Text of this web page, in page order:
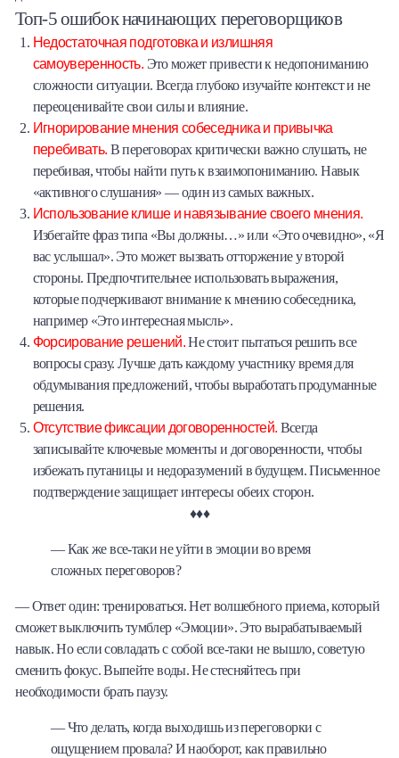
Топ-5 ошибок начинающих переговорщиков
Недостаточная подготовка и излишняя
самоуверенность. Это может привести к недопониманию
сложности ситуации. Всегда глубоко изучайте контекст и не
переоценивайте свои силы и влияние.
Игнорирование мнения собеседника и привычка
перебивать. В переговорах критически важно слушать, не
перебивая, чтобы найти путь к взаимопониманию. Навык
«активного слушания» — один из самых важных.
Использование клише и навязывание своего мнения.
Избегайте фраз типа «Вы должны…» или «Это очевидно», «Я
вас услышал». Это может вызвать отторжение у второй
стороны. Предпочтительнее использовать выражения,
которые подчеркивают внимание к мнению собеседника,
например «Это интересная мысль».
Форсирование решений.Не стоит пытаться решить все
вопросы сразу. Лучше дать каждому участнику время для
обдумывания предложений, чтобы выработать продуманные
решения.
Отсутствие фиксации договоренностей. Всегда
записывайте ключевые моменты и договоренности, чтобы
избежать путаницы и недоразумений в будущем. Письменное
подтверждение защищает интересы обеих сторон.
♦♦♦
— Как же все-таки не уйти в эмоции во время
сложных переговоров?
— Ответ один: тренироваться. Нет волшебного приема, который
сможет выключить тумблер «Эмоции». Это вырабатываемый
навык. Но если совладать с собой все-таки не вышло, советую
сменить фокус. Выпейте воды. Не стесняйтесь при
необходимости брать паузу.
— Что делать, когда выходишь из переговорки с
ощущением провала? И наоборот, как правильно